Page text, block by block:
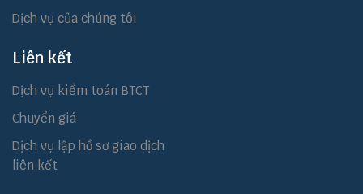
Dịch vụ của chúng tôi
Liên kết
Dịch vụ kiểm toán BTCT
Chuyển giá
Dịch vụ lập hồ sơ giao dịch
liên kết